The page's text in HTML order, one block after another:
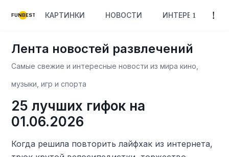
FUNBEST КАРТИНКИ НОВОСТИ ИНТЕРЕСНОЕ
Лента новостей развлечений
Самые свежие и интересные новости из мира кино,
музыки, игр и спорта
25 лучших гифок на
01.06.2026
Когда решила повторить лайфхак из интернета,